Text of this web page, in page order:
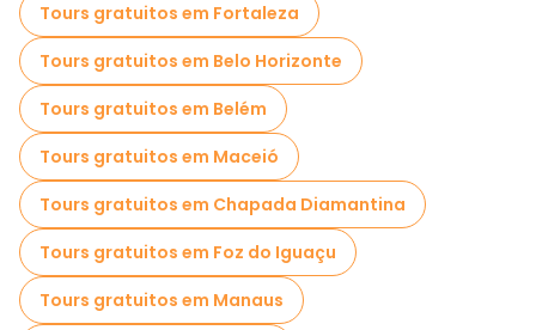
Passeios gratuitos perto Casa das Rosas
Tours gratuitos em Fortaleza
Tours gratuitos em Belo Horizonte
Tours gratuitos em Belém
Tours gratuitos em Maceió
Tours gratuitos em Chapada Diamantina
Tours gratuitos em Foz do Iguaçu
Tours gratuitos em Manaus